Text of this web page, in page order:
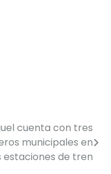
cuenta con tres
municipales en
estaciones de tren